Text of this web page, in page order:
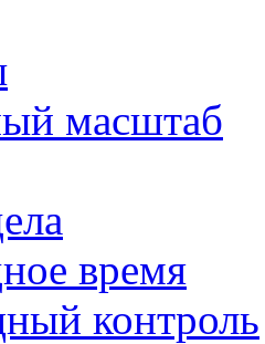
масштаб
время
контроль